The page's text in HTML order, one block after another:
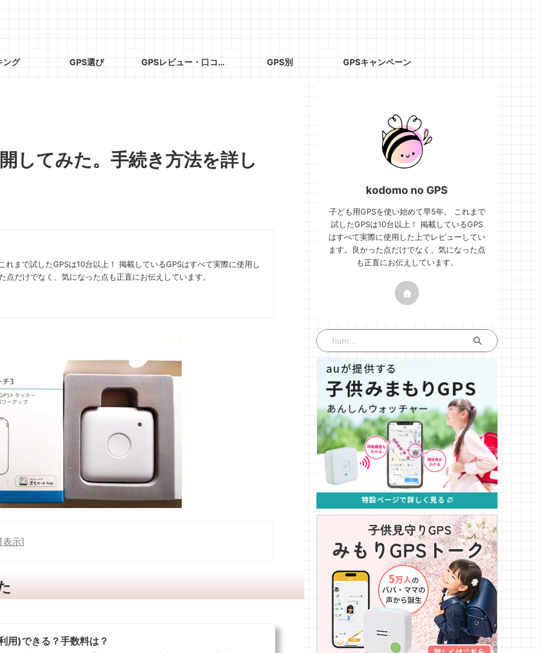
ング GPS選び GPSレビュー・口コミ GPS別 GPSキャンペーン
してみた。手続き方法を詳し
れまで試したGPSは10台以上！ 掲載しているGPSはすべて実際に使用し
点だけでなく、気になった点も正直にお伝えしています。
[表示]
用)できる？手数料は？
kodomo no GPS
子ども用GPSを使い始めて早5年。 これまで
試したGPSは10台以上！ 掲載しているGPS
はすべて実際に使用した上でレビューしてい
ます。良かった点だけでなく、気になった点
も正直にお伝えしています。